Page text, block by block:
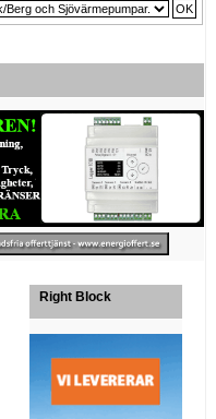
Right Block